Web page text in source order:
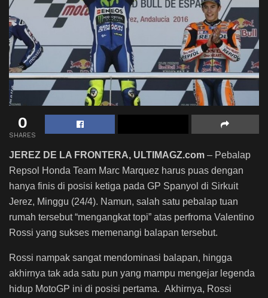
0
SHARES
JEREZ DE LA FRONTERA, ULTIMAGZ.com – Pebalap
Repsol Honda Team Marc Marquez harus puas dengan
hanya finis di posisi ketiga pada GP Spanyol di Sirkuit
Jerez, Minggu (24/4). Namun, salah satu pebalap tuan
rumah tersebut “mengangkat topi” atas perfroma Valentino
Rossi yang sukses memenangi balapan tersebut.
Rossi nampak sangat mendominasi balapan, hingga
akhirnya tak ada satu pun yang mampu mengejar legenda
hidup MotoGP ini di posisi pertama. Akhirnya, Rossi